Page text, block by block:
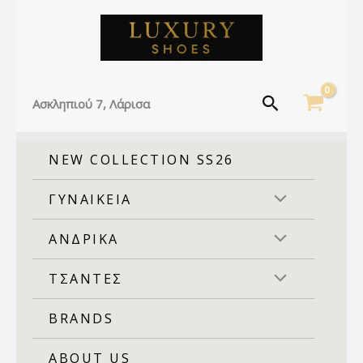
Ασκληπιού 7, Λάρισα Αναζήτηση
NEW COLLECTION SS26
ΓΥΝΑΙΚΕΙΑ
ΑΝΔΡΙΚΑ
ΤΣΑΝΤΕΣ
BRANDS
ABOUT US